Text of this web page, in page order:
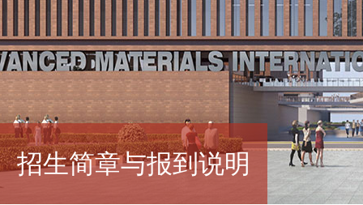
招生简章与报到说明